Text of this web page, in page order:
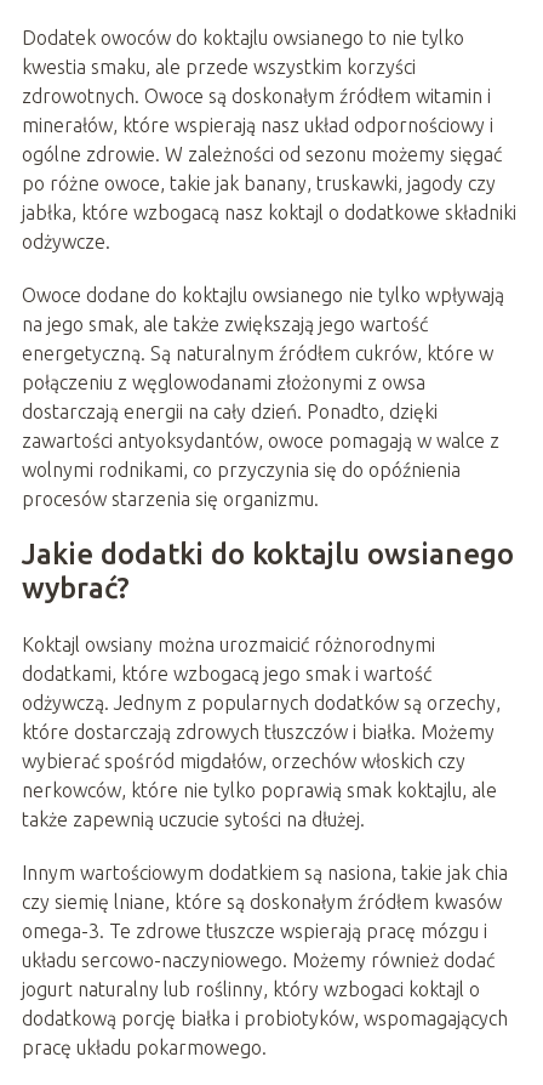
Dodatek owoców do koktajlu owsianego to nie tylko
kwestia smaku, ale przede wszystkim korzyści
zdrowotnych. Owoce są doskonałym źródłem witamin i
minerałów, które wspierają nasz układ odpornościowy i
ogólne zdrowie. W zależności od sezonu możemy sięgać
po różne owoce, takie jak banany, truskawki, jagody czy
jabłka, które wzbogacą nasz koktajl o dodatkowe składniki
odżywcze.
Owoce dodane do koktajlu owsianego nie tylko wpływają
na jego smak, ale także zwiększają jego wartość
energetyczną. Są naturalnym źródłem cukrów, które w
połączeniu z węglowodanami złożonymi z owsa
dostarczają energii na cały dzień. Ponadto, dzięki
zawartości antyoksydantów, owoce pomagają w walce z
wolnymi rodnikami, co przyczynia się do opóźnienia
procesów starzenia się organizmu.
Jakie dodatki do koktajlu owsianego
wybrać?
Koktajl owsiany można urozmaicić różnorodnymi
dodatkami, które wzbogacą jego smak i wartość
odżywczą. Jednym z popularnych dodatków są orzechy,
które dostarczają zdrowych tłuszczów i białka. Możemy
wybierać spośród migdałów, orzechów włoskich czy
nerkowców, które nie tylko poprawią smak koktajlu, ale
także zapewnią uczucie sytości na dłużej.
Innym wartościowym dodatkiem są nasiona, takie jak chia
czy siemię lniane, które są doskonałym źródłem kwasów
omega-3. Te zdrowe tłuszcze wspierają pracę mózgu i
układu sercowo-naczyniowego. Możemy również dodać
jogurt naturalny lub roślinny, który wzbogaci koktajl o
dodatkową porcję białka i probiotyków, wspomagających
pracę układu pokarmowego.